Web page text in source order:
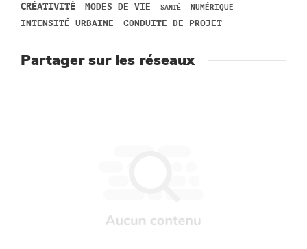
CRÉATIVITÉ MODES DE VIE SANTÉ NUMÉRIQUE
INTENSITÉ URBAINE CONDUITE DE PROJET
Partager sur les réseaux